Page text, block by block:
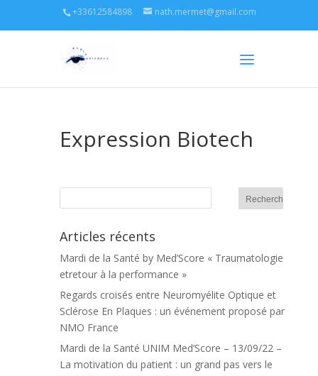
+33612584898 nath.mermet@gmail.com
Expression Biotech
Articles récents
Mardi de la Santé by Med’Score « Traumatologie
etretour à la performance »
Regards croisés entre Neuromyélite Optique et
Sclérose En Plaques : un événement proposé par
NMO France
Mardi de la Santé UNIM Med’Score – 13/09/22 –
La motivation du patient : un grand pas vers le